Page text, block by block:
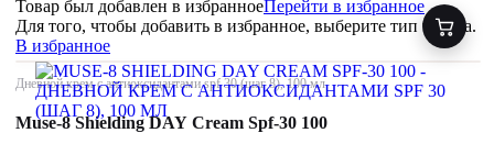
Товар был добавлен в избранноеПерейти в избранное
Для того, чтобы добавить в избранное, выберите тип товара.
В избранное
Дневной крем с антиоксидантами spf 30 (шаг 8), 100 мл
Muse-8 Shielding DAY Cream Spf-30 100